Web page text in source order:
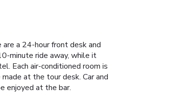
a 24-hour front desk and
minute ride away, while it
Each air-conditioned room is
at the tour desk. Car and
enjoyed at the bar.